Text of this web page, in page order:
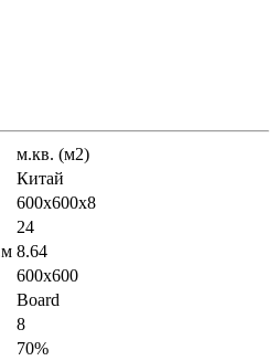
м.кв. (м2)
Китай
600х600х8
24
8.64
600x600
Board
8
70%